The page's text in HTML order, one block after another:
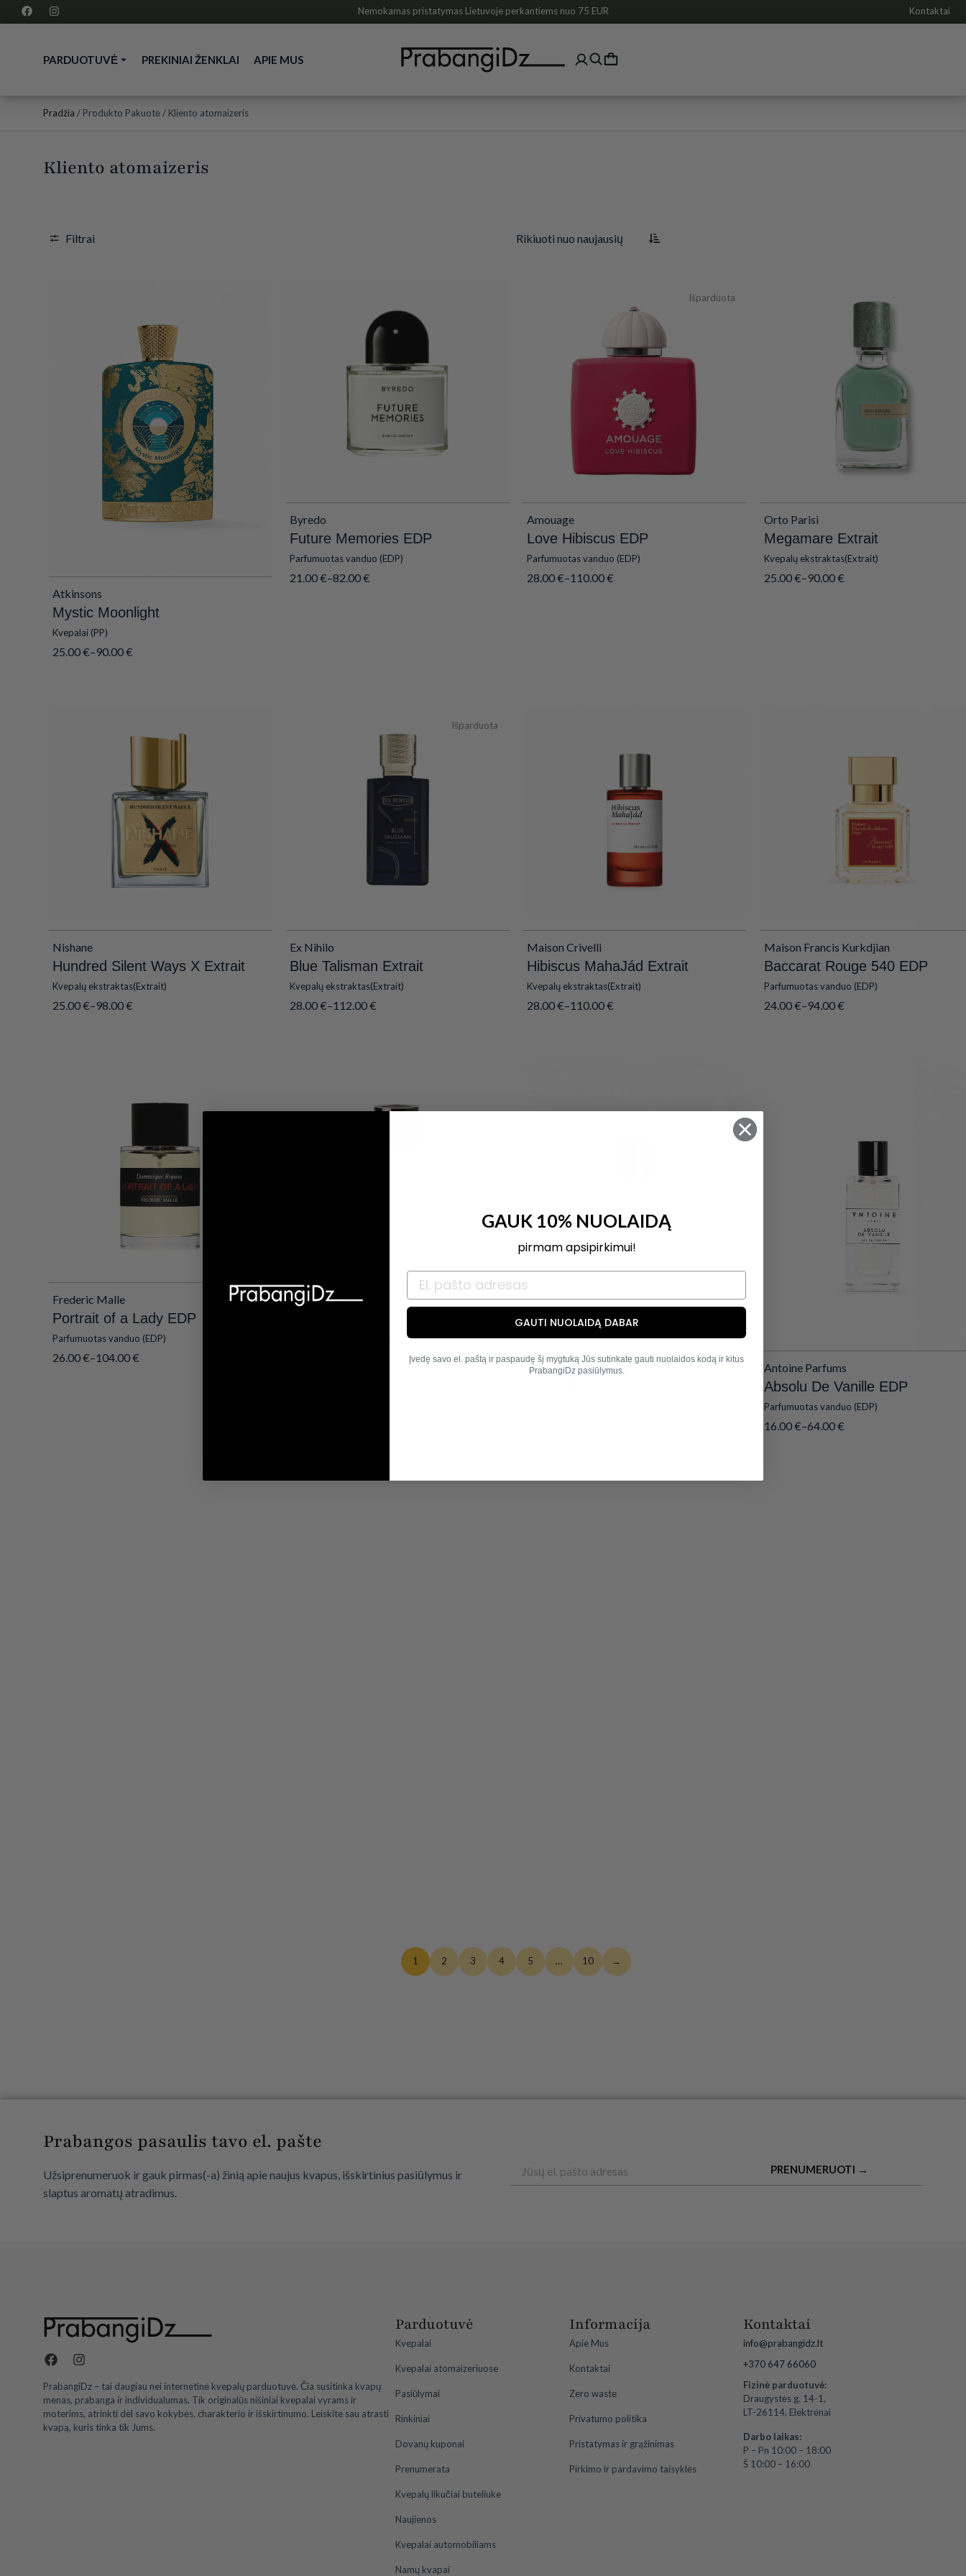
Nemokamas pristatymas Lietuvoje perkantiems nuo 75 EUR Kontaktai
PARDUOTUVĖ PREKINIAI ŽENKLAI APIE MUS
Pradžia / Produkto Pakuotė / Kliento atomaizeris
Kliento atomaizeris
Filtrai
Atkinsons
Mystic Moonlight
Kvepalai (PP)
25.00€–90.00€
Byredo
Future Memories EDP
Parfumuotas vanduo (EDP)
21.00€–82.00€
Išparduota
Amouage
Love Hibiscus EDP
Parfumuotas vanduo (EDP)
28.00€–110.00€
Orto Parisi
Megamare Extrait
Kvepalų ekstraktas(Extrait)
25.00€–90.00€
Nishane
Hundred Silent Ways X Extrait
Kvepalų ekstraktas(Extrait)
25.00€–98.00€
Išparduota
Ex Nihilo
Blue Talisman Extrait
Kvepalų ekstraktas(Extrait)
28.00€–112.00€
Maison Crivelli
Hibiscus MahaJád Extrait
Kvepalų ekstraktas(Extrait)
28.00€–110.00€
Maison Francis Kurkdjian
Baccarat Rouge 540 EDP
Parfumuotas vanduo (EDP)
24.00€–94.00€
Frederic Malle
Portrait of a Lady EDP
Parfumuotas vanduo (EDP)
26.00€–104.00€
Essential Parfums
Antoine Parfums Antoine Parfums
Absolu De Vanille EDP
Parfumuotas vanduo (EDP)
16.00€–64.00€
1 2 3 4 5 … 10 →
Prabangos pasaulis tavo el. pašte
Užsiprenumeruok ir gauk pirmas(-a) žinią apie naujus kvapus, išskirtinius pasiūlymus ir
slaptus aromatų atradimus.
PRENUMERUOTI →
PrabangiDz – tai daugiau nei internetinė kvepalų parduotuvė. Čia susitinka kvapų
menas, prabanga ir individualumas. Tik originalūs nišiniai kvepalai vyrams ir
moterims, atrinkti dėl savo kokybės, charakterio ir išskirtinumo. Leiskite sau atrasti
kvapą, kuris tinka tik Jums.
Parduotuvė
Kvepalai
Kvepalai atomaizeriuose
Pasiūlymai
Rinkiniai
Dovanų kuponai
Prenumerata
Kvepalų likučiai buteliuke
Naujienos
Kvepalai automobiliams
Namų kvapai
Informacija
Apie Mus
Kontaktai
Zero waste
Privatumo politika
Pristatymas ir grąžinimas
Pirkimo ir pardavimo taisyklės
Kontaktai
info@prabangidz.lt
+370 647 66060
Fizinė parduotuvė:
Draugystės g. 14-1,
LT-26114, Elektrėnai
Darbo laikas:
P – Pn 10:00 – 18:00
Š 10:00 – 16:00
GAUK 10% NUOLAIDĄ
pirmam apsipirkimui!
GAUTI NUOLAIDĄ DABAR
Įvedę savo el. paštą ir paspaudę šį mygtuką Jūs sutinkate gauti nuolaidos kodą ir kitus
PrabangiDz pasiūlymus.